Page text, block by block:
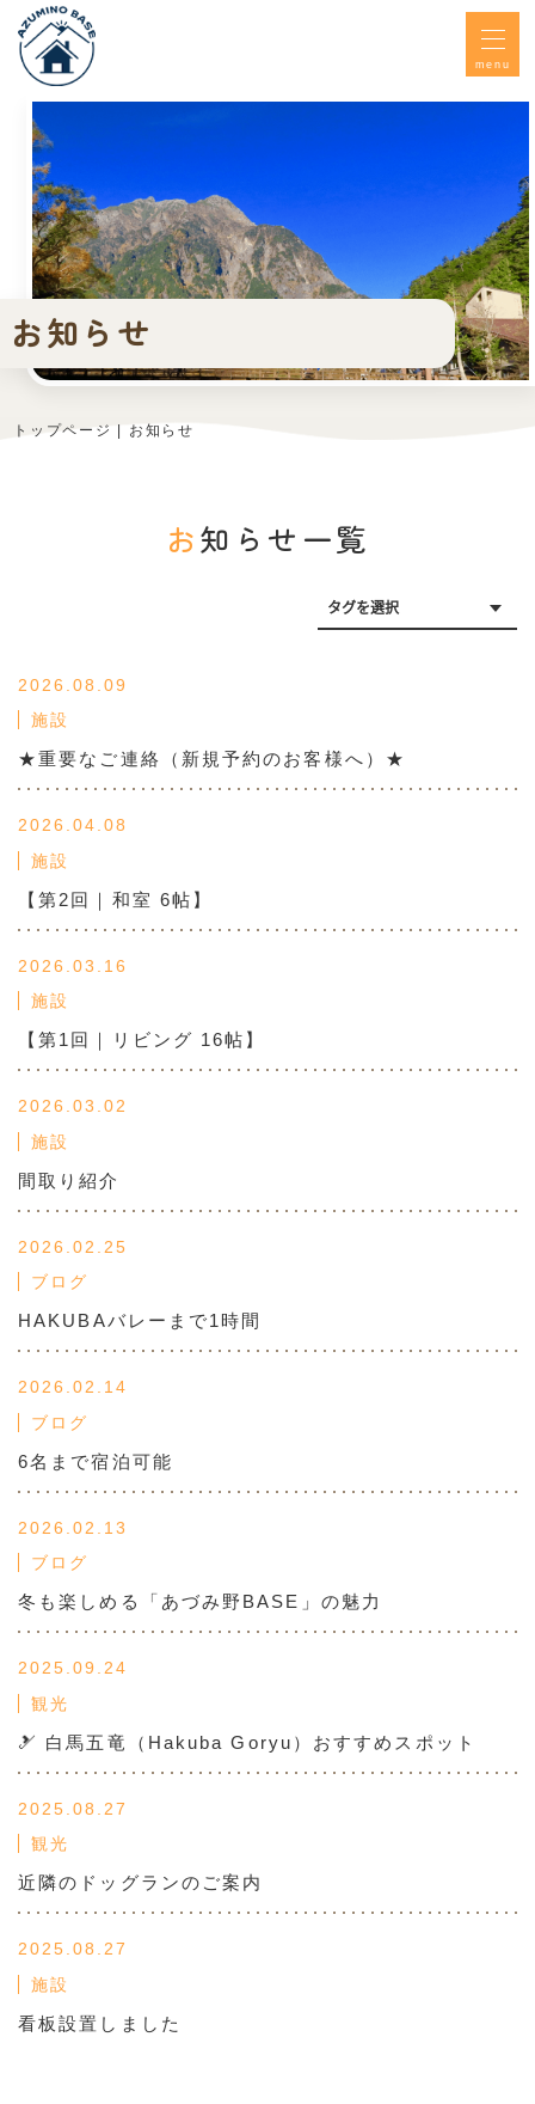
お知らせ
menu
トップページ お知らせ
お知らせ一覧
2026.08.09
施設
★重要なご連絡（新規予約のお客様へ）★
2026.04.08
施設
【第2回｜和室 6帖】
2026.03.16
施設
【第1回｜リビング 16帖】
2026.03.02
施設
間取り紹介
2026.02.25
ブログ
HAKUBAバレーまで1時間
2026.02.14
ブログ
6名まで宿泊可能
2026.02.13
ブログ
冬も楽しめる「あづみ野BASE」の魅力
2025.09.24
観光
🎿 白馬五竜（Hakuba Goryu）おすすめスポット
2025.08.27
観光
近隣のドッグランのご案内
2025.08.27
施設
看板設置しました